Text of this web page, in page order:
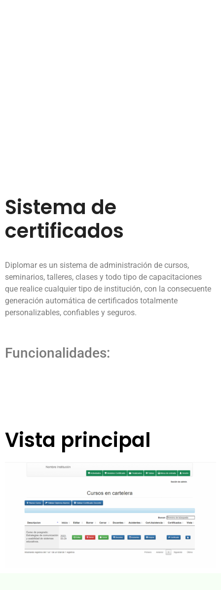
Sistema de
certificados
Diplomar es un sistema de administración de cursos,
seminarios, talleres, clases y todo tipo de capacitaciones
que realice cualquier tipo de institución, con la consecuente
generación automática de certificados totalmente
personalizables, confiables y seguros.
Funcionalidades:
Vista principal